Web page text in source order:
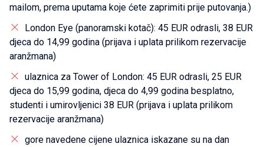
mailom, prema uputama koje ćete zaprimiti prije putovanja.)
London Eye (panoramski kotač): 45 EUR odrasli, 38 EUR
djeca do 14,99 godina (prijava i uplata prilikom rezervacije
aranžmana)
ulaznica za Tower of London: 45 EUR odrasli, 25 EUR
djeca do 15,99 godina, djeca do 4,99 godina besplatno,
studenti i umirovljenici 38 EUR (prijava i uplata prilikom
rezervacije aranžmana)
gore navedene cijene ulaznica iskazane su na dan